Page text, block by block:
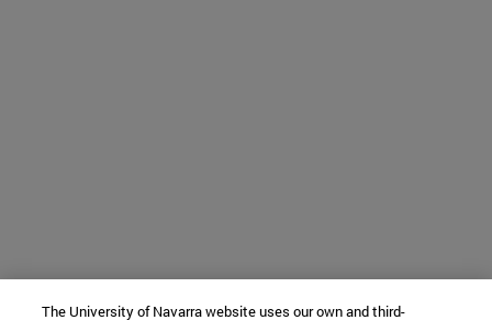
The University of Navarra website uses our own and third-